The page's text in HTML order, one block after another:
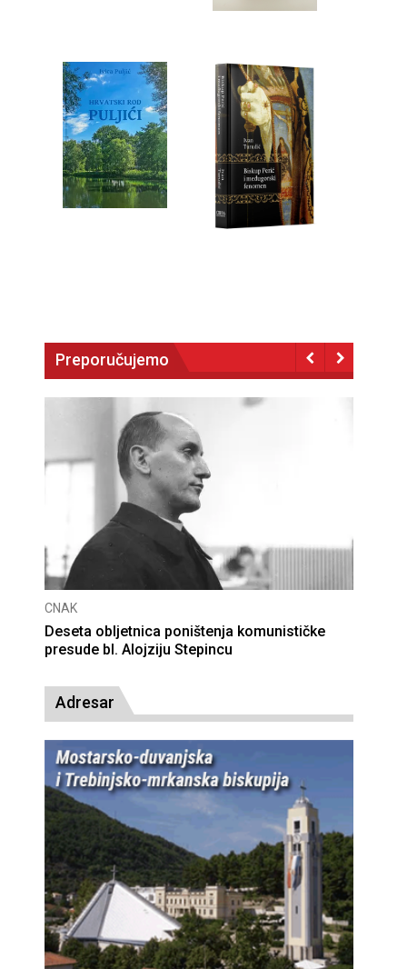
Preporučujemo
CNAK
Deseta obljetnica poništenja komunističke
presude bl. Alojziju Stepincu
Adresar